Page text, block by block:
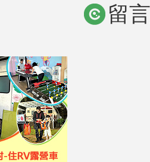
留